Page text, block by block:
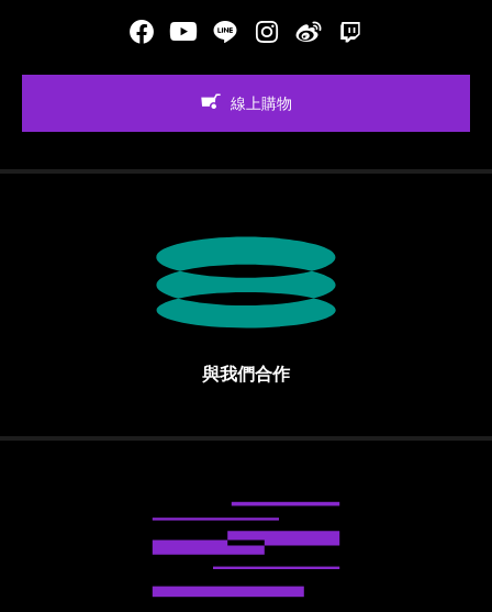
FacebookYoutubeLINE Instgram新浪微博
線上購物
與我們合作